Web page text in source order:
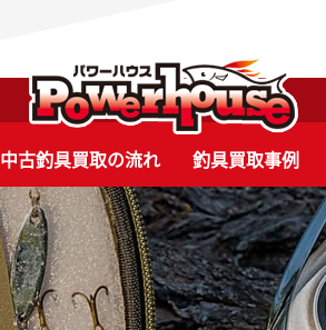
中古釣具買取の流れ 釣具買取事例